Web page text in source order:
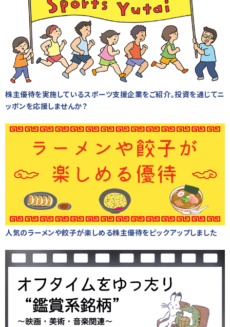
株主優待を実施しているスポーツ支援企業をご紹介。投資を通じてニ
ッポンを応援しませんか？
人気のラーメンや餃子が楽しめる株主優待をピックアップしました